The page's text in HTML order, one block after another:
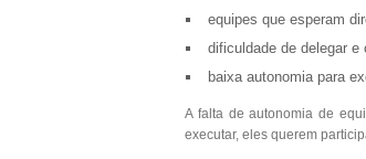
equipes que esperam
dificuldade de delegar e
baixa autonomia para
A falta de autonomia de
executar, eles querem